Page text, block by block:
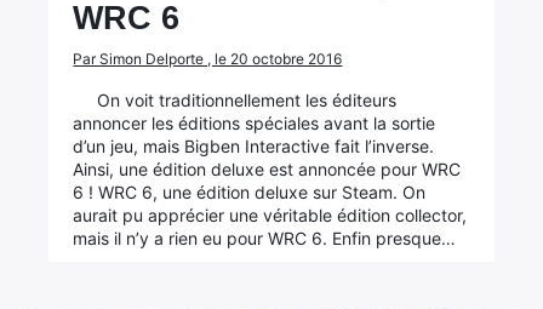
WRC 6
Par Simon Delporte , le 20 octobre 2016
On voit traditionnellement les éditeurs
annoncer les éditions spéciales avant la sortie
d’un jeu, mais Bigben Interactive fait l’inverse.
Ainsi, une édition deluxe est annoncée pour WRC
6 ! WRC 6, une édition deluxe sur Steam. On
aurait pu apprécier une véritable édition collector,
mais il n’y a rien eu pour WRC 6. Enfin presque…